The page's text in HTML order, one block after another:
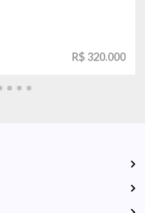
R$ 320.000